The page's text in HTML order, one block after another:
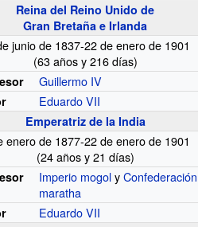
Reina del Reino Unido de
Gran Bretaña e Irlanda
junio de 1837-22 de enero de 1901
(63 añosy216 días)
Guillermo IV
Eduardo VII
Emperatriz de la India
enero de 1877-22 de enero de 1901
(24 añosy21 días)
Imperio mogolyConfederación
maratha
Eduardo VII